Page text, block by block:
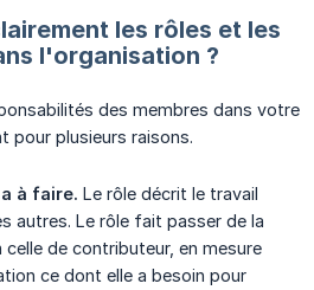
les rôles et les
l'organisation ?
des membres dans votre
pour plusieurs raisons.
à faire. Le rôle décrit le travail
autres. Le rôle fait passer de la
de contributeur, en mesure
ce dont elle a besoin pour